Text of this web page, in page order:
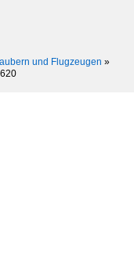
und Flugzeugen »